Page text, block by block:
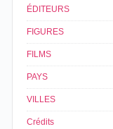
ÉDITEURS
FIGURES
FILMS
PAYS
VILLES
Crédits